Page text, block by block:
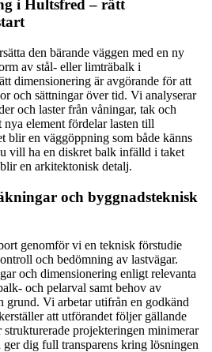
i Hultsfred – rätt
den bärande väggen med en ny
av stål- eller limträbalk i
dimensionering är avgörande för att
och sättningar över tid. Vi analyserar
och laster från våningar, tak och
element fördelar lasten till
blir en väggöppning som både känns
vill ha en diskret balk infälld i taket
en arkitektonisk detalj.
och byggnadsteknisk
genomför vi en teknisk förstudie
och bedömning av lastvägar.
och dimensionering enligt relevanta
och pelarval samt behov av
grund. Vi arbetar utifrån en godkänd
att utförandet följer gällande
projekteringen minimerar
dig full transparens kring lösningen